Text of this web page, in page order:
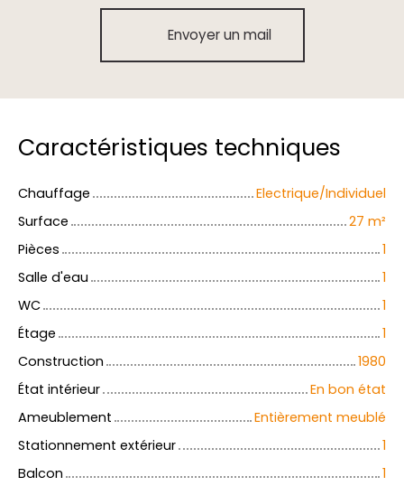
Envoyer un mail
Caractéristiques techniques
Chauffage
Electrique/Individuel
Surface
27 m²
Pièces
1
Salle d'eau
1
WC
1
Étage
1
Construction
1980
État intérieur
En bon état
Ameublement
Entièrement meublé
Stationnement extérieur
1
Balcon
1